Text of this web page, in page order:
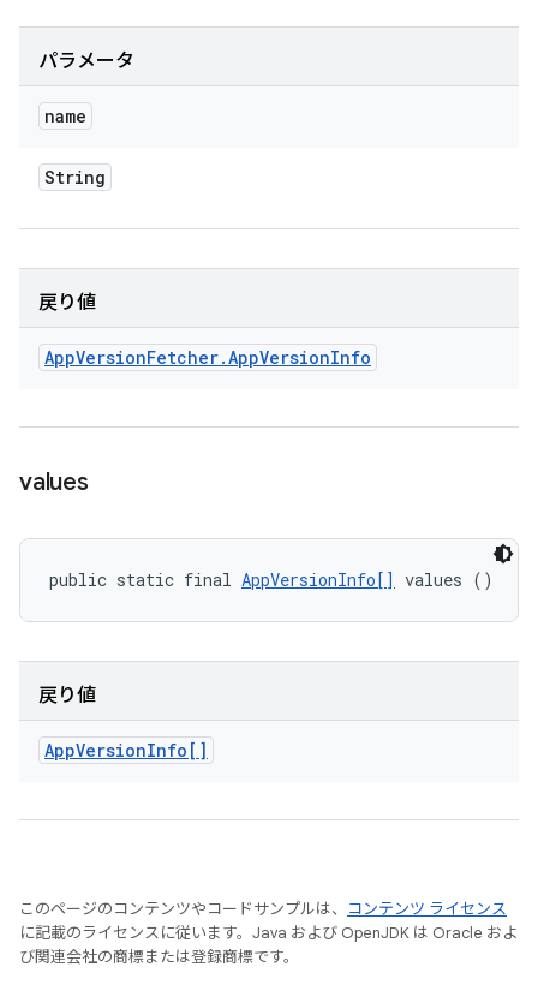
パラメータ
name
String
戻り値
AppVersionFetcher.AppVersionInfo
values
public static final AppVersionInfo[] values ()
戻り値
AppVersionInfo[]
このページのコンテンツやコードサンプルは、
コンテンツ ライセンス
に記載のライセンスに従います。Java および OpenJDK は Oracle およ
び関連会社の商標または登録商標です。